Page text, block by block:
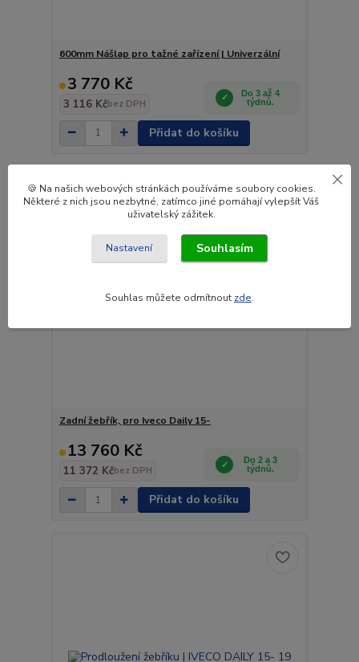
600mm Nášlap pro tažné zařízení | Univerzální
3 770 Kč
3 116 Kčbez DPH
Do 3 až 4
týdnů.
Přidat do košíku
Zadní žebřík, pro Iveco Daily 15-
13 760 Kč
11 372 Kčbez DPH
Do 2 a 3
týdnů.
Přidat do košíku
🍪 Na našich webových stránkách používáme soubory cookies.
Některé z nich jsou nezbytné, zatímco jiné pomáhají vylepšít Váš
uživatelský zážitek.
Nastavení Souhlasím
Souhlas můžete odmítnout zde.